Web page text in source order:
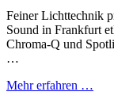
Feiner Lichttechnik
Sound in Frankfurt
Chroma-Q und
…
Mehr erfahren …